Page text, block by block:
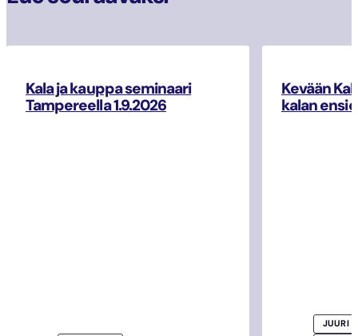
Kala ja kauppa seminaari
Tampereella 1.9.2026
Kevään
kalan
JUURI